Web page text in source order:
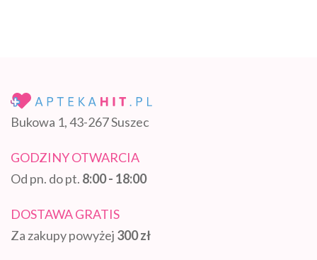
Bukowa 1, 43-267 Suszec
GODZINY OTWARCIA
Od pn. do pt. 8:00 - 18:00
DOSTAWA GRATIS
Za zakupy powyżej 300 zł